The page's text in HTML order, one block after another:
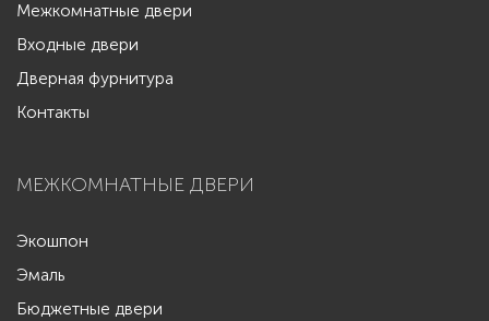
Межкомнатные двери
Входные двери
Дверная фурнитура
Контакты
МЕЖКОМНАТНЫЕ ДВЕРИ
Экошпон
Эмаль
Бюджетные двери